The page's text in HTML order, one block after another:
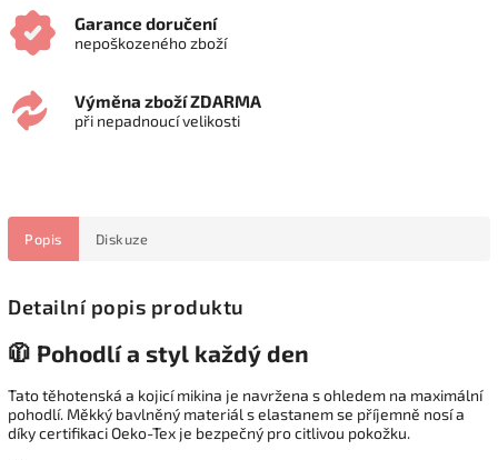
Garance doručení
nepoškozeného zboží
Výměna zboží ZDARMA
při nepadnoucí velikosti
Popis Diskuze
Detailní popis produktu
🧥 Pohodlí a styl každý den
Tato těhotenská a kojicí mikina je navržena s ohledem na maximální
pohodlí. Měkký bavlněný materiál s elastanem se příjemně nosí a
díky certifikaci Oeko-Tex je bezpečný pro citlivou pokožku.